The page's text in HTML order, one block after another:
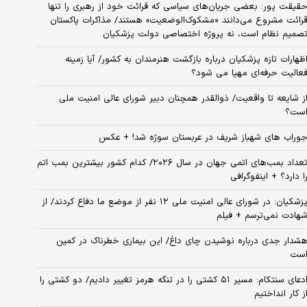
حقیقت پور: بعضی جریان‌های سیاسی که قرائت خود از رهبری را تنها
قرائت مشروع می‌دانند «مشکوک‌الوضعیت» هستند/ مذاکرات پاکستان
تصمیم نظام است، نه پروژه اختصاصی دولت پزشکیان
اظهارات تازه پزشکیان درباره بازگشت هنرمندان به کشور/ آیا زمینه
فعالیت حرفه‌ای مهیا می شود؟
از شایعه تا واقعیت/ ذوالقدر همچنان دبیر شورای ‌عالی امنیت ملی
است؟
جوراب های شهباز شریف در عربستان سوژه شد! + عکس
تعداد بمب‌های اتمی جهان در سال ۲۰۲۶/ کدام کشور بیشترین بمب اتم
را دارد؟ + اینفوگرافی
پزشکیان: در شورای عالی امنیت ملی ۱۲ نفر از موضع ما دفاع کردند/ از
شهادت نمی‌ترسم + فیلم
هشدار جدی درباره نوشیدن چای داغ/ این بیماری خطرناک در کمین
است
ادعای سنتکام: مسیر ۵۱ کشتی را در تنگه هرمز تغییر دادیم/ دو کشتی را
از کار انداختیم